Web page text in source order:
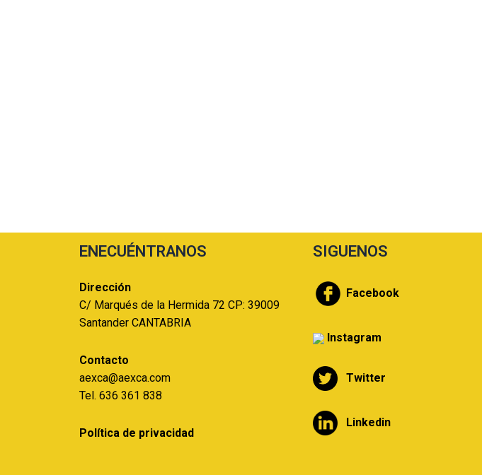
ENECUÉNTRANOS
Dirección
C/ Marqués de la Hermida 72 CP: 39009
Santander CANTABRIA
Contacto
aexca@aexca.com
Tel. 636 361 838
Política de privacidad
SIGUENOS
Facebook
Instagram
Twitter
Linkedin